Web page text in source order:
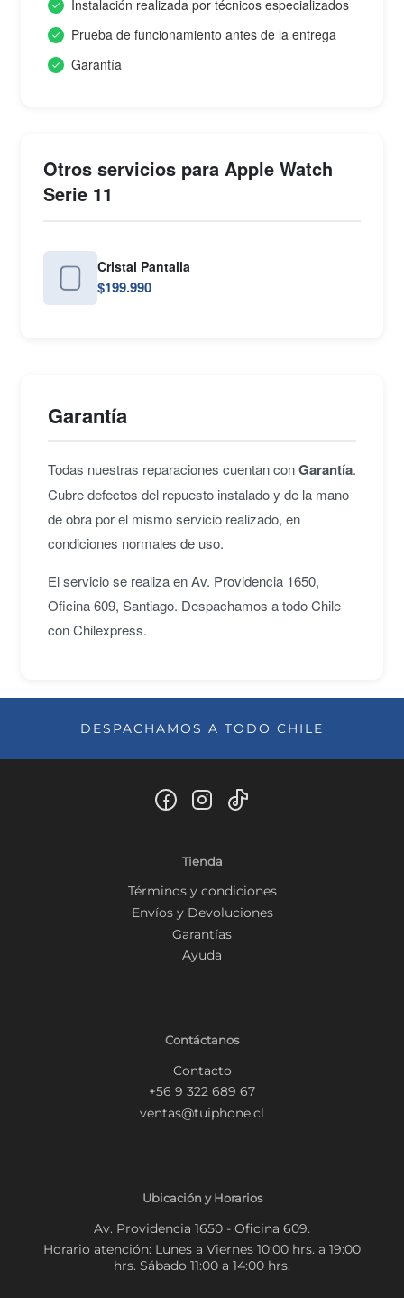
Instalación realizada por técnicos especializados
Prueba de funcionamiento antes de la entrega
Garantía
Otros servicios para Apple Watch
Serie 11
Cristal Pantalla
$199.990
Garantía
Todas nuestras reparaciones cuentan conGarantía.
Cubre defectos del repuesto instalado y de la mano
de obra por el mismo servicio realizado, en
condiciones normales de uso.
El servicio se realiza en Av. Providencia 1650,
Oficina 609, Santiago. Despachamos a todo Chile
con Chilexpress.
DESPACHAMOS A TODO CHILE
Tienda
Términos y condiciones
Envíos y Devoluciones
Garantías
Ayuda
Contáctanos
Contacto
+56 9 322 689 67
ventas@tuiphone.cl
Ubicación y Horarios
Av. Providencia 1650 - Oficina 609.
Horario atención: Lunes a Viernes 10:00 hrs. a 19:00
hrs. Sábado 11:00 a 14:00 hrs.